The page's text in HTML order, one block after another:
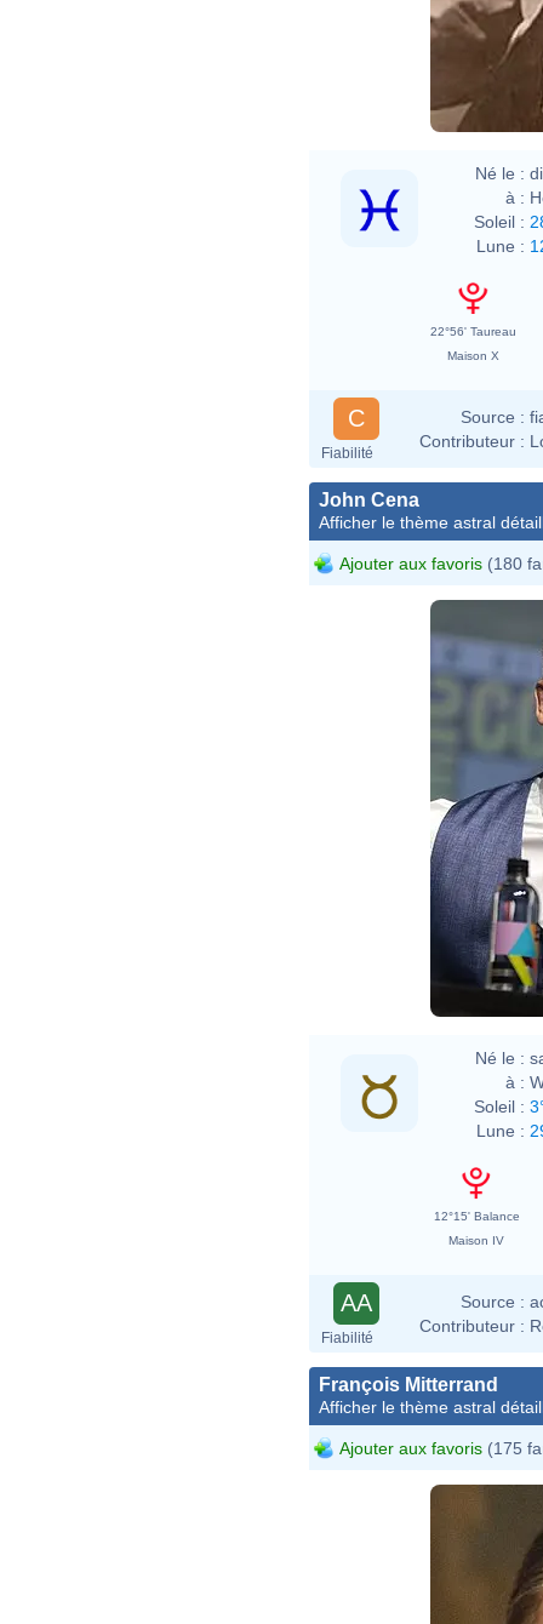
Né le :
à :
Soleil :
Lune :
22°56' Taureau
Maison X
C
Fiabilité
Source :
Contributeur :
John Cena
Afficher le thème astral
Ajouter aux favoris (180
Né le :
à :
Soleil :
Lune :
12°15' Balance
Maison IV
AA
Fiabilité
Source :
Contributeur :
François Mitterrand
Afficher le thème astral
Ajouter aux favoris (175